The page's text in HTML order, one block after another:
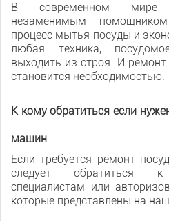
В современном мире
незаменимым
процесс мытья посуды и
любая техника,
выходить из строя. И
становится необходимостью.
К кому обратиться если
машин
Если требуется ремонт
следует обратиться к
специалистам или
которые представлены на